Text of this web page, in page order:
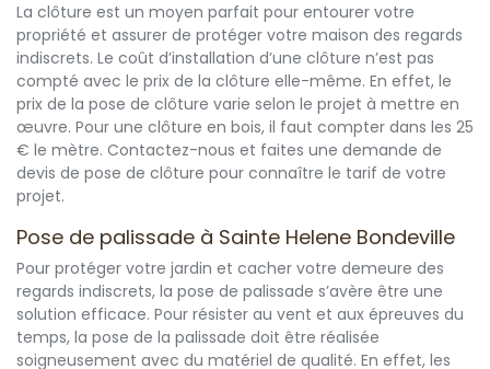
La clôture est un moyen parfait pour entourer votre
propriété et assurer de protéger votre maison des regards
indiscrets. Le coût d’installation d’une clôture n’est pas
compté avec le prix de la clôture elle-même. En effet, le
prix de la pose de clôture varie selon le projet à mettre en
œuvre. Pour une clôture en bois, il faut compter dans les 25
€ le mètre. Contactez-nous et faites une demande de
devis de pose de clôture pour connaître le tarif de votre
projet.
Pose de palissade à Sainte Helene Bondeville
Pour protéger votre jardin et cacher votre demeure des
regards indiscrets, la pose de palissade s’avère être une
solution efficace. Pour résister au vent et aux épreuves du
temps, la pose de la palissade doit être réalisée
soigneusement avec du matériel de qualité. En effet, les